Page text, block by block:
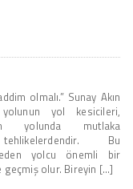
olmalı.” Sunay Akın
yol kesicileri,
yolunda mutlaka
tehlikelerdendir. Bu
yolcu önemli bir
geçmiş olur. Bireyin [...]